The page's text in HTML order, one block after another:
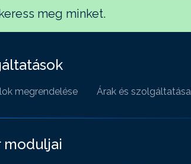
meg minket.
megrendelése Árak és
moduljai